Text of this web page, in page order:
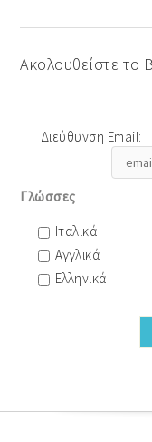
Ακολουθείστε το
Διεύθυνση Email:
Γλώσσες
Ιταλικά
Αγγλικά
Ελληνικά